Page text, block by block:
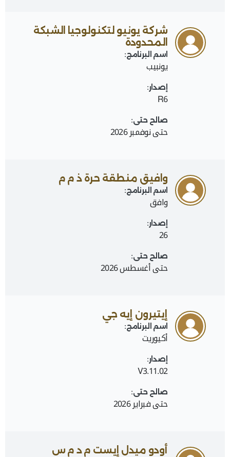
شركة يونيو لتكنولوجيا الشبكة
المحدودة
اسم البرنامج:
يونبيب
إصدار:
R6
صالح حتى:
حتى نوفمبر 2026
وافيق منطقة حرة ذ م م
اسم البرنامج:
وافق
إصدار:
26
صالح حتى:
حتى أغسطس 2026
إيتيرون إيه جي
اسم البرنامج:
أكيوريت
إصدار:
V3.11.02
صالح حتى:
حتى فبراير 2026
أودو ميدل إيست م د م س